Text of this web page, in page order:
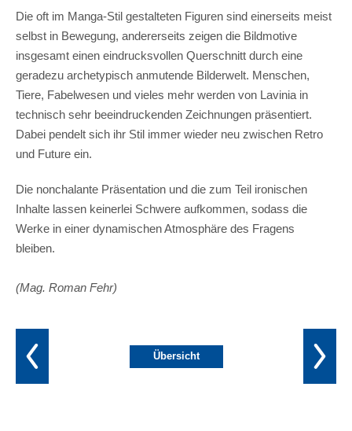
Die oft im Manga-Stil gestalteten Figuren sind einerseits meist
selbst in Bewegung, andererseits zeigen die Bildmotive
insgesamt einen eindrucksvollen Querschnitt durch eine
geradezu archetypisch anmutende Bilderwelt. Menschen,
Tiere, Fabelwesen und vieles mehr werden von Lavinia in
technisch sehr beeindruckenden Zeichnungen präsentiert.
Dabei pendelt sich ihr Stil immer wieder neu zwischen Retro
und Future ein.
Die nonchalante Präsentation und die zum Teil ironischen
Inhalte lassen keinerlei Schwere aufkommen, sodass die
Werke in einer dynamischen Atmosphäre des Fragens
bleiben.
(Mag. Roman Fehr)
Übersicht